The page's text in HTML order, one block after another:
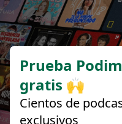
Prueba
gratis 🙌
Cientos de
exclusivos